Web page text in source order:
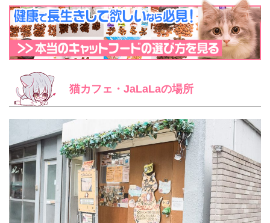
猫カフェ・JaLaLaの場所